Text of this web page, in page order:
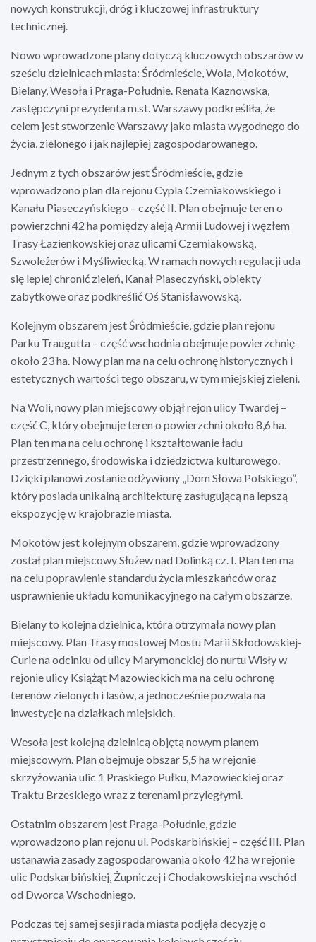
nowych konstrukcji, dróg i kluczowej infrastruktury
technicznej.
Nowo wprowadzone plany dotyczą kluczowych obszarów w
sześciu dzielnicach miasta: Śródmieście, Wola, Mokotów,
Bielany, Wesoła i Praga-Południe. Renata Kaznowska,
zastępczyni prezydenta m.st. Warszawy podkreśliła, że
celem jest stworzenie Warszawy jako miasta wygodnego do
życia, zielonego i jak najlepiej zagospodarowanego.
Jednym z tych obszarów jest Śródmieście, gdzie
wprowadzono plan dla rejonu Cypla Czerniakowskiego i
Kanału Piaseczyńskiego – część II. Plan obejmuje teren o
powierzchni 42 ha pomiędzy aleją Armii Ludowej i węzłem
Trasy Łazienkowskiej oraz ulicami Czerniakowską,
Szwoleżerów i Myśliwiecką. W ramach nowych regulacji uda
się lepiej chronić zieleń, Kanał Piaseczyński, obiekty
zabytkowe oraz podkreślić Oś Stanisławowską.
Kolejnym obszarem jest Śródmieście, gdzie plan rejonu
Parku Traugutta – część wschodnia obejmuje powierzchnię
około 23 ha. Nowy plan ma na celu ochronę historycznych i
estetycznych wartości tego obszaru, w tym miejskiej zieleni.
Na Woli, nowy plan miejscowy objął rejon ulicy Twardej –
część C, który obejmuje teren o powierzchni około 8,6 ha.
Plan ten ma na celu ochronę i kształtowanie ładu
przestrzennego, środowiska i dziedzictwa kulturowego.
Dzięki planowi zostanie odżywiony „Dom Słowa Polskiego”,
który posiada unikalną architekturę zasługującą na lepszą
ekspozycję w krajobrazie miasta.
Mokotów jest kolejnym obszarem, gdzie wprowadzony
został plan miejscowy Służew nad Dolinką cz. I. Plan ten ma
na celu poprawienie standardu życia mieszkańców oraz
usprawnienie układu komunikacyjnego na całym obszarze.
Bielany to kolejna dzielnica, która otrzymała nowy plan
miejscowy. Plan Trasy mostowej Mostu Marii Skłodowskiej-
Curie na odcinku od ulicy Marymonckiej do nurtu Wisły w
rejonie ulicy Książąt Mazowieckich ma na celu ochronę
terenów zielonych i lasów, a jednocześnie pozwala na
inwestycje na działkach miejskich.
Wesoła jest kolejną dzielnicą objętą nowym planem
miejscowym. Plan obejmuje obszar 5,5 ha w rejonie
skrzyżowania ulic 1 Praskiego Pułku, Mazowieckiej oraz
Traktu Brzeskiego wraz z terenami przyległymi.
Ostatnim obszarem jest Praga-Południe, gdzie
wprowadzono plan rejonu ul. Podskarbińskiej – część III. Plan
ustanawia zasady zagospodarowania około 42 ha w rejonie
ulic Podskarbińskiej, Żupniczej i Chodakowskiej na wschód
od Dworca Wschodniego.
Podczas tej samej sesji rada miasta podjęła decyzję o